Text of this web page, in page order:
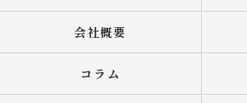
会社概要
コラム